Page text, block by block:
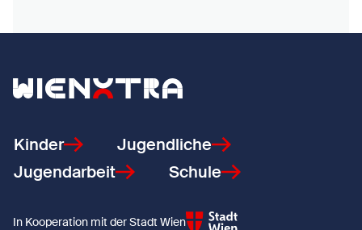
Zurück zur Startseite
Kinder
Jugendliche
Jugendarbeit
Schule
In Kooperation mit der Stadt Wien